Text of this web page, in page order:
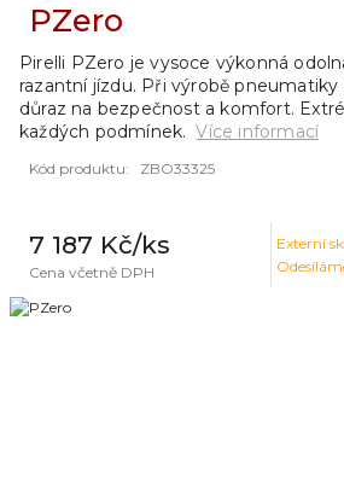
PZero
Kód produktu: ZBO33325
7 187 Kč/ks
Cena včetně DPH
Externí
Pirelli PZero je vysoce výkonná
razantní jízdu. Při výrobě
důraz na bezpečnost a komfort.
každých podmínek. Více informací